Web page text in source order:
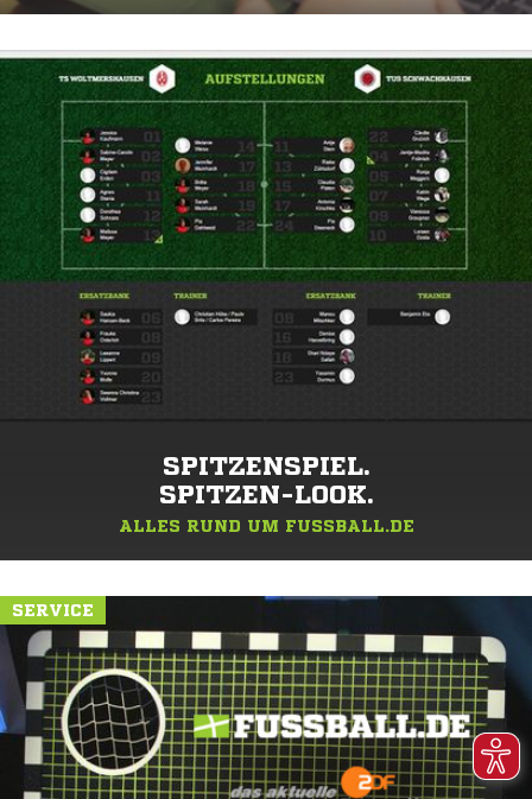
SPITZENSPIEL.
SPITZEN-LOOK.
ALLES RUND UM FUSSBALL.DE
SERVICE